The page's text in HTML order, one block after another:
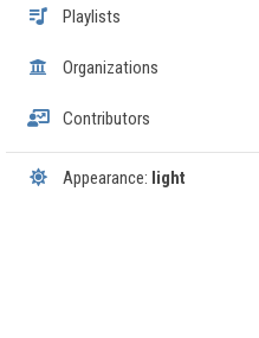
Playlists
Organizations
Contributors
Appearance: light